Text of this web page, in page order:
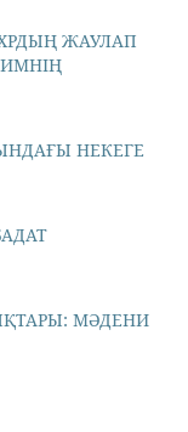
ЖАУЛАП
НЕКЕГЕ
МӘДЕНИ